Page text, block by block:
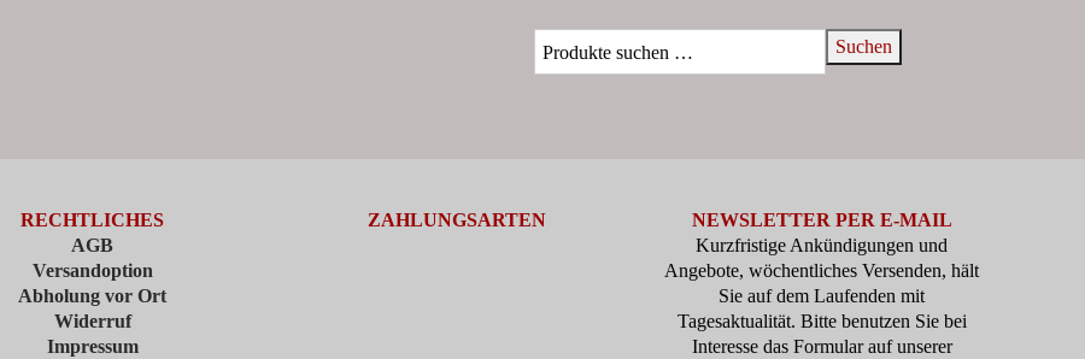
Suchen
RECHTLICHES
AGB
Versandoption
Abholung vor Ort
Widerruf
Impressum
ZAHLUNGSARTEN
NEWSLETTER PER E-MAIL
Kurzfristige Ankündigungen und
Angebote, wöchentliches Versenden, hält
Sie auf dem Laufenden mit
Tagesaktualität. Bitte benutzen Sie bei
Interesse das Formular auf unserer